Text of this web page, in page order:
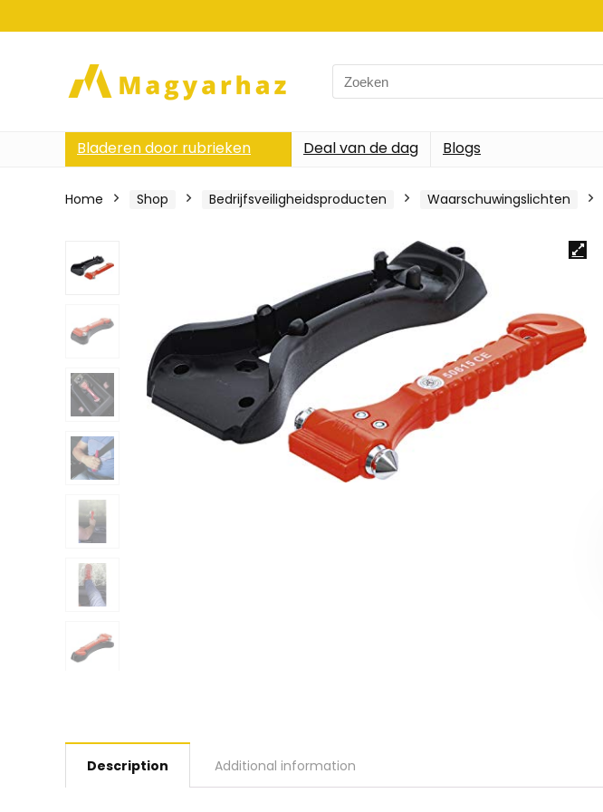
Search
for:
Bladeren door rubrieken Deal van de dag Blogs
Home Shop Bedrijfsveiligheidsproducten Waarschuwingslichten
Description Additional information